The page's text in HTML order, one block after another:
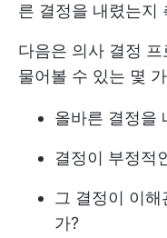
른 결정을 내렸는지
다음은 의사 결정
물어볼 수 있는 몇
올바른 결정을
결정이 부정적
그 결정이 이
가?